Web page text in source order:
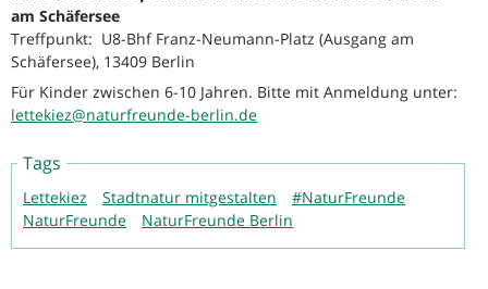
am Schäfersee
Treffpunkt: U8-Bhf Franz-Neumann-Platz (Ausgang am
Schäfersee), 13409 Berlin
Für Kinder zwischen 6-10 Jahren. Bitte mit Anmeldung unter:
lettekiez@naturfreunde-berlin.de
Tags
Lettekiez Stadtnatur mitgestalten
#NaturFreunde
NaturFreunde
NaturFreunde Berlin